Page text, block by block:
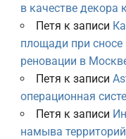
в качестве декора
Петя к записи
площади при
реновации в
Петя к записи
операционная
Петя к записи
намыва